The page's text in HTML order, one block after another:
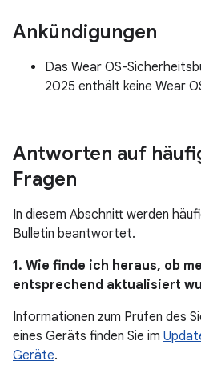
Ankündigungen
Das Wear OS-
2025 enthält keine Wear
Antworten auf
Fragen
In diesem Abschnitt werden
Bulletin beantwortet.
1. Wie finde ich heraus, ob
entsprechend aktualisiert
Informationen zum Prüfen des
eines Geräts finden Sie im
Geräte.